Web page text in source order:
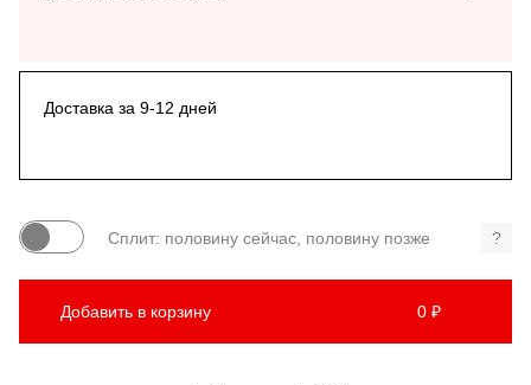
Доставка за 9-12 дней
Сплит: половину сейчас, половину позже ?
Добавить в корзину 0 ₽